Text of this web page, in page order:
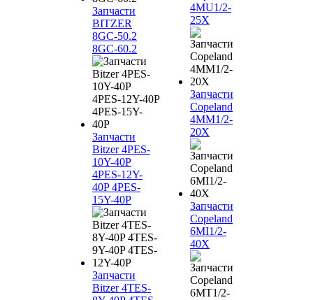
Запчасти
BITZER
8GC-50.2
8GC-60.2
Запчасти
Bitzer 4PES-
10Y-40P
4PES-12Y-
40P 4PES-
15Y-40P
Запчасти
Bitzer 4TES-
4MU1/2-
25X
Запчасти
Copeland
4MM1/2-
20X
Запчасти
Copeland
6MI1/2-
40X